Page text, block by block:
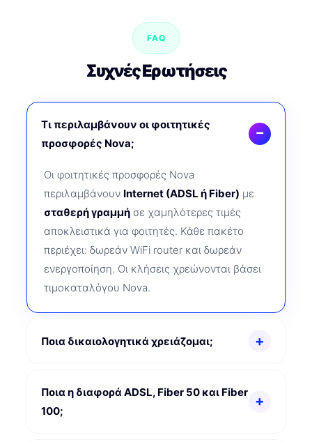
FAQ
Συχνές Ερωτήσεις
Τι περιλαμβάνουν οι φοιτητικές
προσφορές Nova;
Οι φοιτητικές προσφορές Nova
περιλαμβάνουν Internet (ADSL ή Fiber) με
σταθερή γραμμή σε χαμηλότερες τιμές
αποκλειστικά για φοιτητές. Κάθε πακέτο
περιέχει: δωρεάν WiFi router και δωρεάν
ενεργοποίηση. Οι κλήσεις χρεώνονται βάσει
τιμοκαταλόγου Nova.
Ποια δικαιολογητικά χρειάζομαι;
Ποια η διαφορά ADSL, Fiber 50 και Fiber
100;